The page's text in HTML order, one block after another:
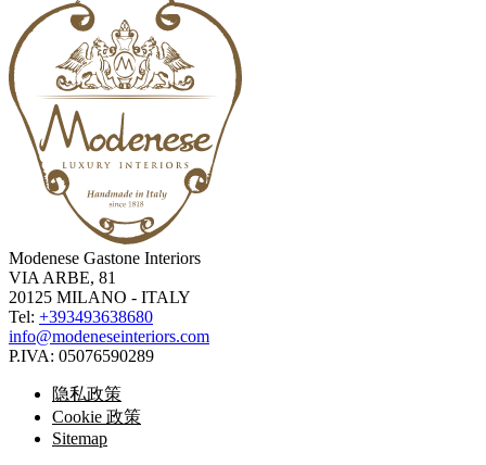
Modenese Gastone Interiors
VIA ARBE, 81
20125 MILANO - ITALY
Tel: +393493638680
info@modeneseinteriors.com
P.IVA: 05076590289
隐私政策
Cookie 政策
Sitemap